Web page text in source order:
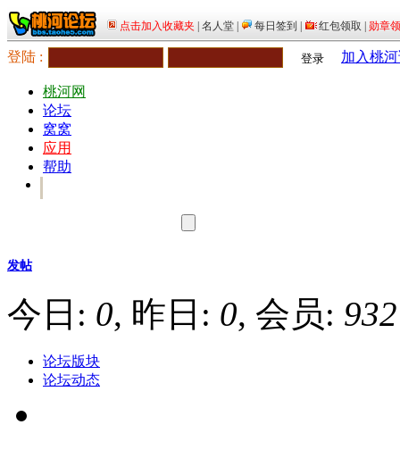
登陆 : 登录 加入桃
桃河网
论坛
窝窝
应用
帮助
发帖
今日: 0, 昨日: 0, 会员: 932
论坛版块
论坛动态